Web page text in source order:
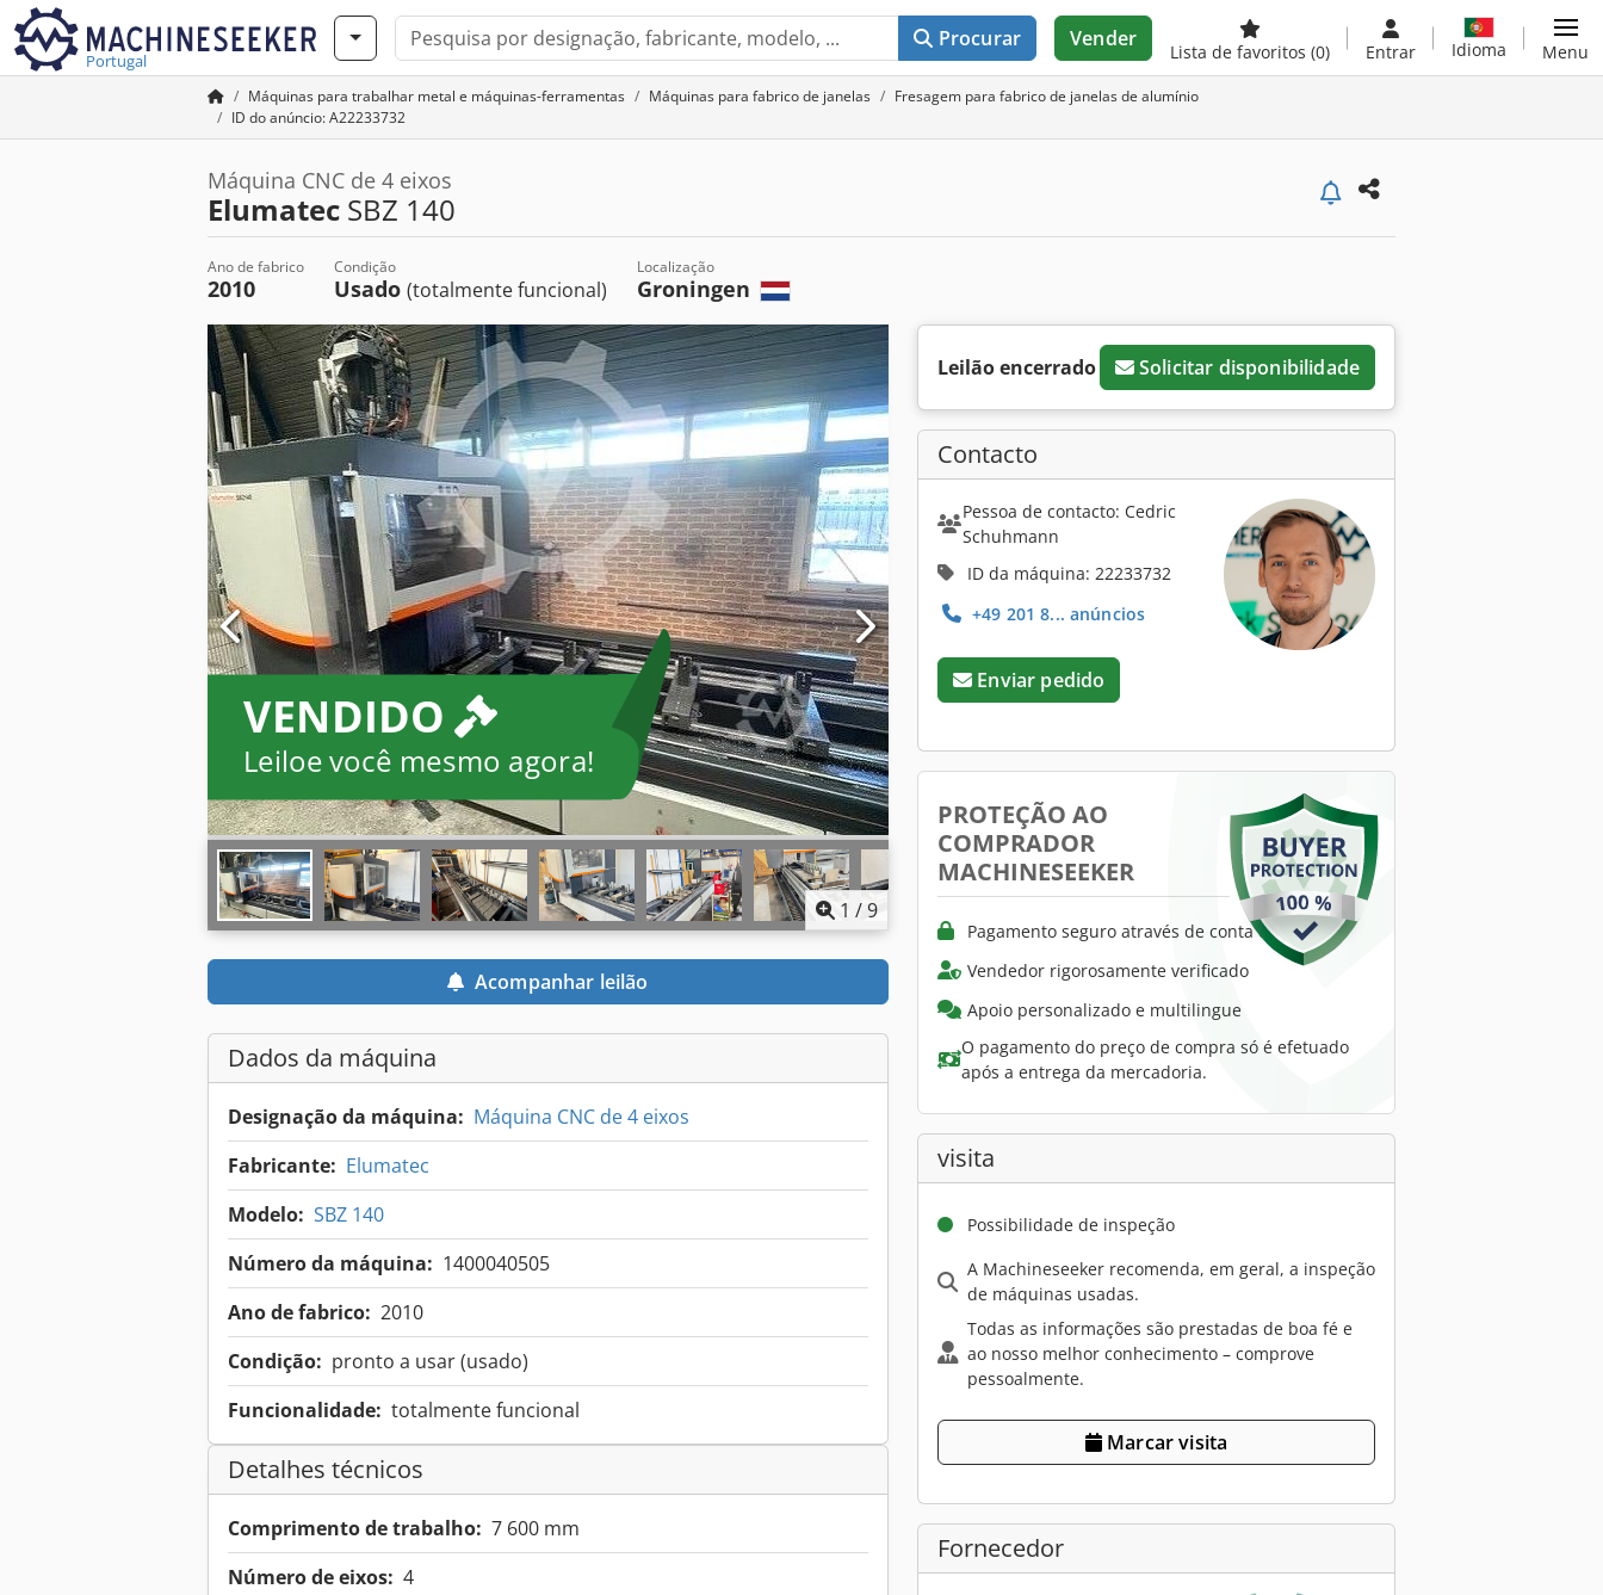
Portugal
Procurar Vender
Lista de favoritos (0) Entrar Idioma Menu
Máquinas para trabalhar metal e máquinas-ferramentas Máquinas para fabrico de janelas
Fresagem para fabrico de janelas de alumínio
ID do anúncio: A22233732
Máquina CNC de 4 eixos
Elumatec SBZ 140
Ano de fabrico
2010
Condição
Usado (totalmente funcional)
Localização
Groningen
VENDIDO
Leiloe você mesmo agora!
1 /9
Acompanhar leilão
Dados da máquina
Designação da máquina: Máquina CNC de 4 eixos
Fabricante: Elumatec
Modelo: SBZ 140
Número da máquina: 1400040505
Ano de fabrico: 2010
Condição: pronto a usar (usado)
Funcionalidade: totalmente funcional
Detalhes técnicos
Comprimento de trabalho: 7 600 mm
Número de eixos: 4
Leilão encerrado Solicitar disponibilidade
Contacto
Pessoa de contacto: Cedric
Schuhmann
ID da máquina: 22233732
+49 201 8... anúncios
Enviar pedido
PROTEÇÃO AO
COMPRADOR
MACHINESEEKER
Pagamento seguro através de conta escrow
Vendedor rigorosamente verificado
Apoio personalizado e multilingue
O pagamento do preço de compra só é efetuado
após a entrega da mercadoria.
visita
Possibilidade de inspeção
A Machineseeker recomenda, em geral, a inspeção
de máquinas usadas.
Todas as informações são prestadas de boa fé e
ao nosso melhor conhecimento – comprove
pessoalmente.
Marcar visita
Fornecedor